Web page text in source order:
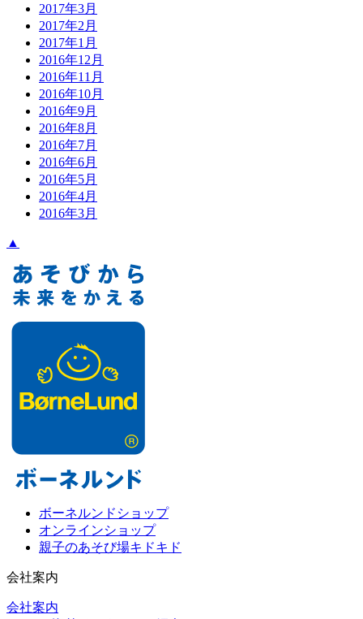
2017年3月
2017年2月
2017年1月
2016年12月
2016年11月
2016年10月
2016年9月
2016年8月
2016年7月
2016年6月
2016年5月
2016年4月
2016年3月
▲
ボーネルンドショップ
オンラインショップ
親子のあそび場キドキド
会社案内
会社案内